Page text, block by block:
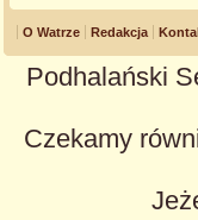
O Watrze Redakcja
Podhalański
Czekamy